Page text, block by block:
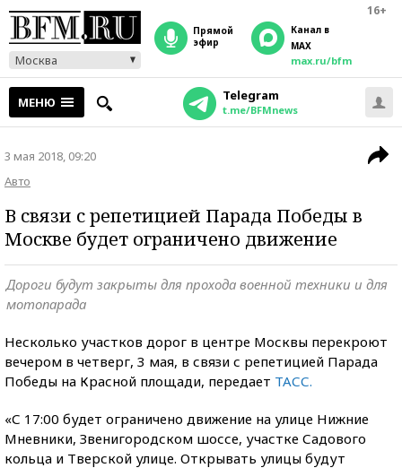
16+
Москва
прямой
эфир
Канал в
MAX
max.ru/bfm
МЕНЮ Telegram
t.me/BFMnews
3 мая 2018, 09:20
Авто
В связи с репетицией Парада Победы в
Москве будет ограничено движение
Дороги будут закрыты для прохода военной техники и для
мотопарада
Несколько участков дорог в центре Москвы перекроют
вечером в четверг, 3 мая, в связи с репетицией Парада
Победы на Красной площади, передает ТАСС.
«С 17:00 будет ограничено движение на улице Нижние
Мневники, Звенигородском шоссе, участке Садового
кольца и Тверской улице. Открывать улицы будут